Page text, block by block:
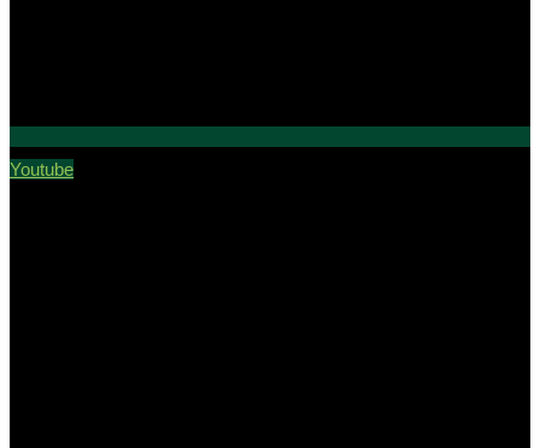
Youtube